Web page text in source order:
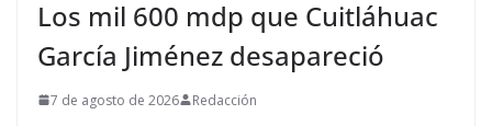
Los mil 600 mdp que Cuitláhuac
García Jiménez desapareció
7 de agosto de 2026 Redacción